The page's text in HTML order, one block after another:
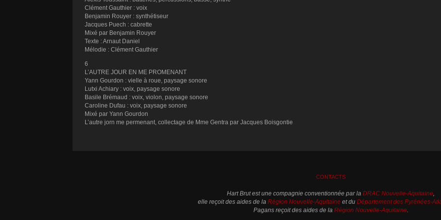
Clément Gauthier : voix
Benjamin Rouyer : synthétiseur
Jacques Puech : cabrette
Mixé par Benjamin Rouyer
Texte : Arnaut Daniel
Mélodie : Clément Gauthier
6
L’AUTRE JOUR EN ME PROMENANT
Yann Gourdon : vielle à roue, paysage sonore
Lutxi Achiary : voix, paysage sonore
Basile Brémaud : voix, violon, paysage sonore
Caroline Dufau : voix, paysage sonore
Mixé par Yann Gourdon
L’autre jorn me permenant, collectage de Mme Gentra par Jacques Boisgontie
CONTACTS
Hart Brut est une compagnie conventionnée par la DRAC Nouvelle-Aquitaine,
elle reçoit des aides de la Région Nouvelle-Aquitaine et du Département des Pyrénées-
Pagans reçoit des aides de la Région Nouvelle-Aquitaine.